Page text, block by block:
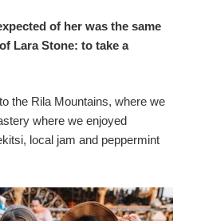
of her was the same
Lara Stone: to take a
the Rila Mountains, where we
where we enjoyed
local jam and peppermint